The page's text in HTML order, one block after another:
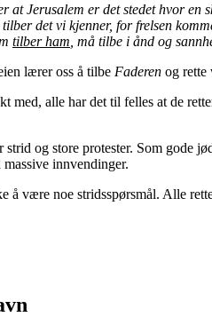
Jerusalem er det stedet hvor
det vi kjenner, for frelsen
tilber ham , må tilbe i ånd og
lærer oss å tilbe Faderen og rette
med, alle har det til felles at de
og store protester. Som gode
innvendinger.
være noe stridsspørsmål. Alle